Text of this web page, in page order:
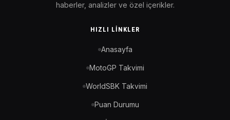
haberler, analizler ve özel içerikler.
HIZLI LINKLER
Anasayfa
MotoGP Takvimi
WorldSBK Takvimi
Puan Durumu